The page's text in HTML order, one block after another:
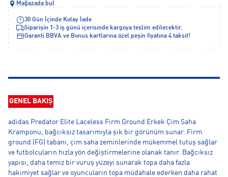
Mağazada bul
30 Gün İçinde Kolay İade
Siparişin 1-3 iş günü içerisinde kargoya teslim edilecektir.
Garanti BBVA ve Bonus kartlarına özel peşin fiyatına 4 taksit!
GENEL BAKIŞ
adidas Predator Elite Laceless Firm Ground Erkek Çim Saha
Kramponu, bağcıksız tasarımıyla şık bir görünüm sunar. Firm
ground (FG) tabanı, çim saha zeminlerinde mükemmel tutuş sağlar
ve futbolcuların hızla yön değiştirmelerine olanak tanır. Bağcıksız
yapısı, daha temiz bir vuruş yüzeyi sunarak topa daha fazla
hakimiyet sağlar ve oyuncuların topa müdahale ederken daha rahat